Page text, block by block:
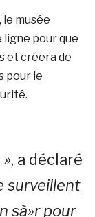
le musée
pour que
et créera de
pour le
, a déclaré
surveillent
sà»r pour